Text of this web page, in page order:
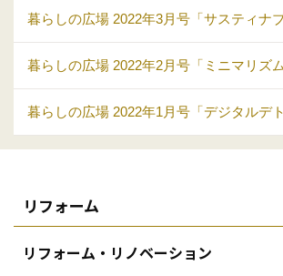
暮らしの広場 2022年3月号「サスティナ
暮らしの広場 2022年2月号「ミニマリズム
暮らしの広場 2022年1月号「デジタルデ
リフォーム
リフォーム・リノベーション